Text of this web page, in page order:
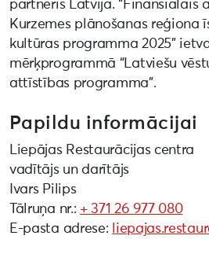
partneris Latvijā. “Finansiālais
Kurzemes plānošanas reģiona
kultūras programma 2025”
mērķprogrammā “Latviešu
attīstības programma”.
Papildu informācijai
Liepājas Restaurācijas centra
vadītājs un darītājs
Ivars Pilips
Tālruņa nr.: + 371 26 977 080
E-pasta adrese: